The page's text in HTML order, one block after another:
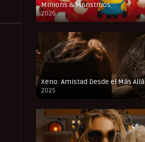
Minions & Monstruos
2026
CAM
Xeno: Amistad Desde el Más Allá
2025
FULL HD